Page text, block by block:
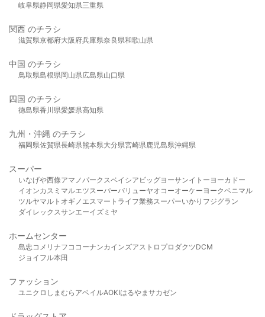
岐阜県静岡県愛知県三重県
関西 のチラシ
滋賀県京都府大阪府兵庫県奈良県和歌山県
中国 のチラシ
鳥取県島根県岡山県広島県山口県
四国 のチラシ
徳島県香川県愛媛県高知県
九州・沖縄 のチラシ
福岡県佐賀県長崎県熊本県大分県宮崎県鹿児島県沖縄県
スーパー
いなげや西條アマノパークスベイシア ビッグヨーサンイトーヨーカドー
イオンカスミ マルエツスーパーバリューヤオコーオーケー ヨークベニマル
ツルヤマルト オギノ エスマート ライフ業務スーパーいかり フジグラン
ダイレックスサンエーイズミヤ
ホームセンター
島忠 コメリ ナフコ コーナンカインズアストロプロダクツDCM
ジョイフル本田
ファッション
ユニクロ しまむら アベイルAOKIはるやま サカゼン